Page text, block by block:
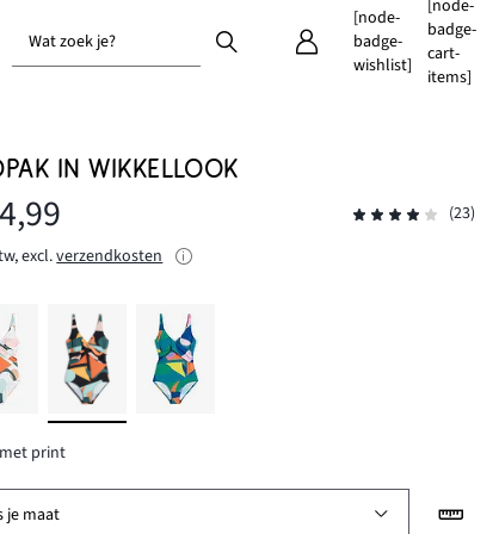
Wat zoek je?
[node-
badge-
wishlist]
[node-
badge-
cart-
items]
IN WIKKELLOOK
(23)
excl.verzendkosten
print
je maat